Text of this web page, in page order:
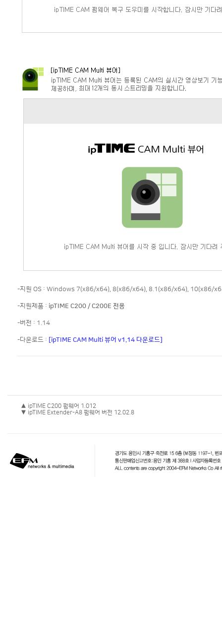
-지원 OS : Windows 7(x86/x64), 8(x86/x64), 8.1(x86/x64), 10(x86/
-지원제품 : ipTIME C200 / C200E 전용
-버전 : 1.14
-다운로드 : [ipTIME CAM Multi 뷰어 v1.14 다운로드]
▲ ipTIME C200 펌웨어 1.012
▼ ipTIME Extender-A8 펌웨어 버전 12.02.8